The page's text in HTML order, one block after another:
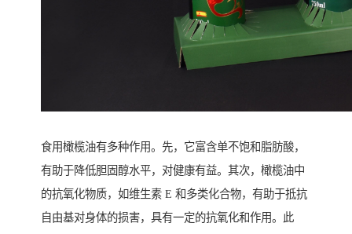
食用橄榄油有多种作用。先，它富含单不饱和脂肪酸，
有助于降低胆固醇水平，对健康有益。其次，橄榄油中
的抗氧化物质，如维生素 E 和多类化合物，有助于抵抗
自由基对身体的损害，具有一定的抗氧化和作用。此